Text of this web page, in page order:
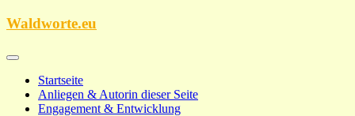
Zum
Waldworte.eu
Startseite
Anliegen & Autorin dieser Seite
Engagement & Entwicklung